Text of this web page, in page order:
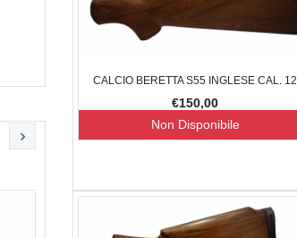
CALCIO BERETTA S55 INGLESE CAL. 12
€150,00
Non Disponibile